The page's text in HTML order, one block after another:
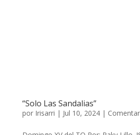
“Solo Las Sandalias”
por Irisarri | Jul 10, 2024|